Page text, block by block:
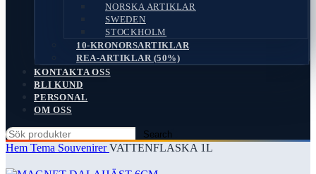
NORSKA ARTIKLAR
SWEDEN
STOCKHOLM
10-KRONORSARTIKLAR
REA-ARTIKLAR (50%)
KONTAKTA OSS
BLI KUND
PERSONAL
OM OSS
Search
Hem Tema SouvenirerVATTENFLASKA 1L